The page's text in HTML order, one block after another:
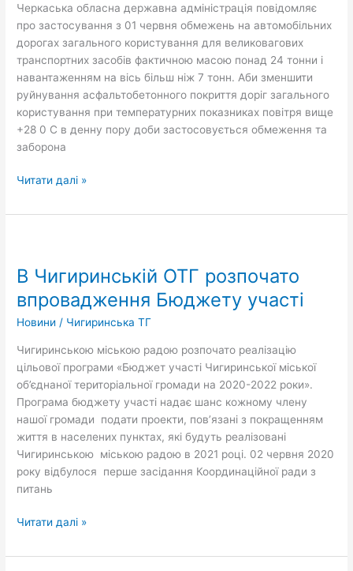
Черкаська обласна державна адміністрація повідомляє
про застосування з 01 червня обмежень на автомобільних
дорогах загального користування для великовагових
транспортних засобів фактичною масою понад 24 тонни і
навантаженням на вісь більш ніж 7 тонн. Аби зменшити
руйнування асфальтобетонного покриття доріг загального
користування при температурних показниках повітря вище
+28 0 С в денну пору доби застосовується обмеження та
заборона
Читати далі »
В Чигиринській ОТГ розпочато
впровадження Бюджету участі
Новини / Чигиринська ТГ
Чигиринською міською радою розпочато реалізацію
цільової програми «Бюджет участі Чигиринської міської
об’єднаної територіальної громади на 2020-2022 роки».
Програма бюджету участі надає шанс кожному члену
нашої громади подати проекти, пов’язані з покращенням
життя в населених пунктах, які будуть реалізовані
Чигиринською міською радою в 2021 році. 02 червня 2020
року відбулося перше засідання Координаційної ради з
питань
ОТГ
впровадження
Бюджету
Читати далі »